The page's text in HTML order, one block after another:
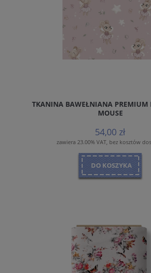
TKANINA BAWEŁNIANA PREMIUM
MOUSE
54,00 zł
zawiera 23.00% VAT, bez kosztów
DO KOSZYKA